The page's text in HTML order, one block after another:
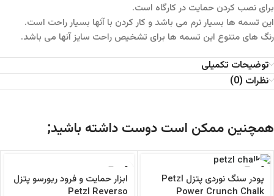
برای نصب کردن حمایت در کارگاه است.
این تسمه ها بسیار نرم می باشد و کار کردن با آنها بسیار راحت است.
رنگ های متنوع این تسمه ها برای تشخیص راحت سایز آنها می باشد.
توضیحات تکمیلی
نظرات (0)
همچنین ممکن است دوست داشته باشید;
پودر سنگ نوردی پتزل Petzl
Power Crunch Chalk
ابزار حمایت و فرود ریورسو پتزل
Petzl Reverso